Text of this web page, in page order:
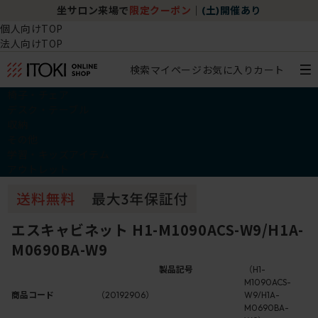
坐サロン来場で 限定クーポン (土)開催あり
個人向けTOP
法人向けTOP
検索マイページ お気に入り カート
エスキャビネット H1-M1090ACS-W9/H1A-
M0690BA-W9
商品コード （20192906）
製品記号
（H1-
M1090ACS-
W9/H1A-
M0690BA-